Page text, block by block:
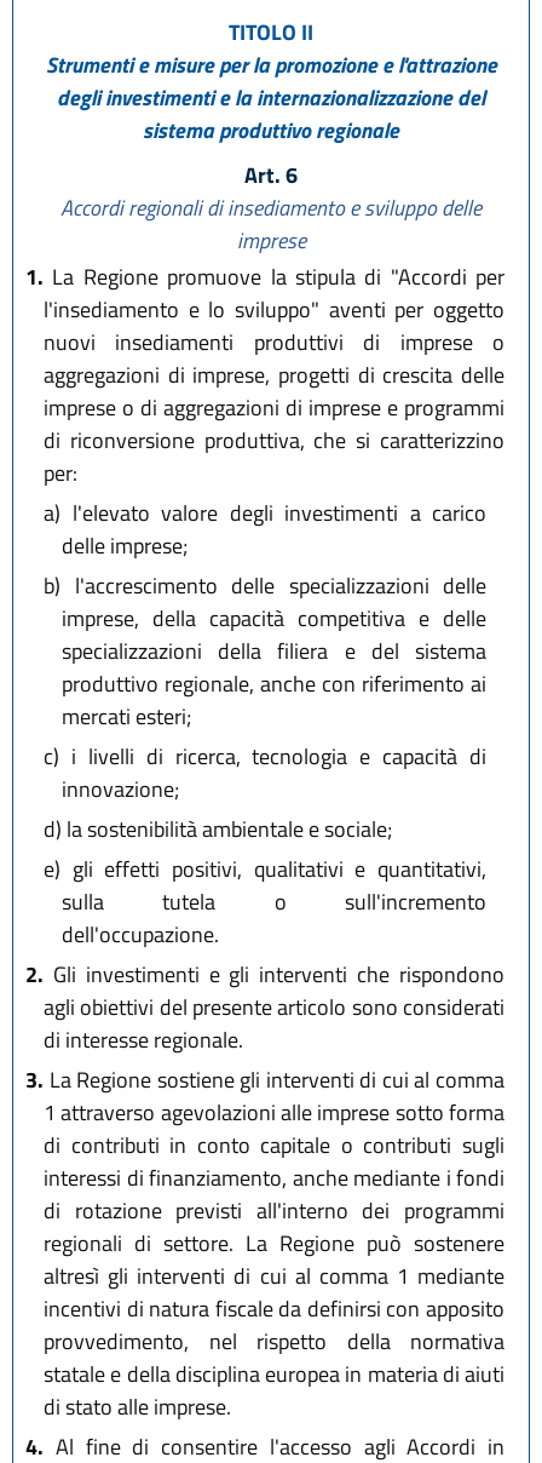
TITOLO II
Strumenti e misure per la promozione e l'attrazione
degli investimenti e la internazionalizzazione del
sistema produttivo regionale
Art. 6
Accordi regionali di insediamento e sviluppo delle
imprese
1. La Regione promuove la stipula di "Accordi per
l'insediamento e lo sviluppo" aventi per oggetto
nuovi insediamenti produttivi di imprese o
aggregazioni di imprese, progetti di crescita delle
imprese o di aggregazioni di imprese e programmi
di riconversione produttiva, che si caratterizzino
per:
a) l'elevato valore degli investimenti a carico
delle imprese;
b) l'accrescimento delle specializzazioni delle
imprese, della capacità competitiva e delle
specializzazioni della filiera e del sistema
produttivo regionale, anche con riferimento ai
mercati esteri;
c) i livelli di ricerca, tecnologia e capacità di
innovazione;
d) la sostenibilità ambientale e sociale;
e) gli effetti positivi, qualitativi e quantitativi,
sulla tutela o sull'incremento
dell'occupazione.
2. Gli investimenti e gli interventi che rispondono
agli obiettivi del presente articolo sono considerati
di interesse regionale.
3. La Regione sostiene gli interventi di cui al comma
1 attraverso agevolazioni alle imprese sotto forma
di contributi in conto capitale o contributi sugli
interessi di finanziamento, anche mediante i fondi
di rotazione previsti all'interno dei programmi
regionali di settore. La Regione può sostenere
altresì gli interventi di cui al comma 1 mediante
incentivi di natura fiscale da definirsi con apposito
provvedimento, nel rispetto della normativa
statale e della disciplina europea in materia di aiuti
di stato alle imprese.
4. Al fine di consentire l'accesso agli Accordi in